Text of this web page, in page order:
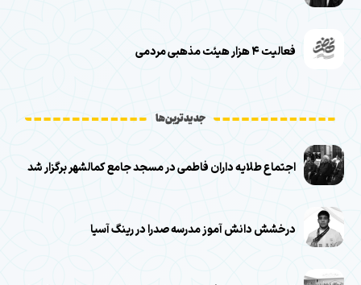
فعالیت ۴ هزار هیئت مذهبی مردمی
جدیدترین‌ها
اجتماع طلایه داران فاطمی در مسجد جامع کمالشهر برگزار شد
درخشش دانش‌ آموز مدرسه صدرا در رینگ آسیا